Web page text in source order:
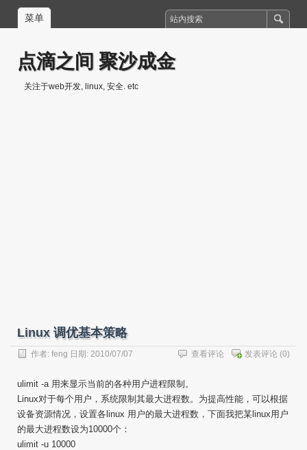
菜单
点滴之间 聚沙成金
关注于web开发, linux, 安全. etc
Linux 调优基本策略
作者: feng 日期: 2010/07/07 发表评论 (0)
查看评论
ulimit -a 用来显示当前的各种用户进程限制。
Linux对于每个用户，系统限制其最大进程数。为提高性能，可以根据
设备资源情况，设置各linux 用户的最大进程数，下面我把某linux用户
的最大进程数设为10000个：
ulimit -u 10000